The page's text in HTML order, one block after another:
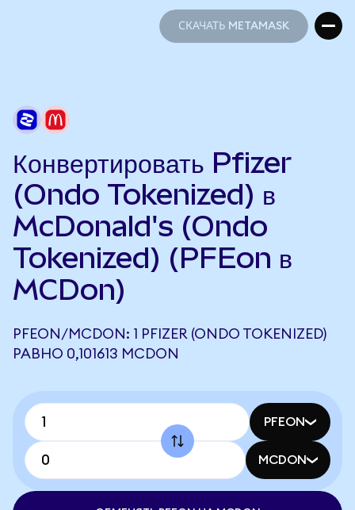
СКАЧАТЬ METAMASK
Конвертировать Pfizer
(Ondo Tokenized) в
McDonald's (Ondo
Tokenized) (PFEon в
MCDon)
PFEON/MCDON: 1 PFIZER (ONDO TOKENIZED)
РАВНО 0,101613 MCDON
PFEON
MCDON